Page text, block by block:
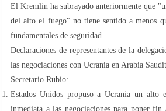
El Kremlin ha subrayado anteriormente que
del alto el fuego" no tiene sentido a menos
fundamentales de seguridad.
Declaraciones de representantes de la
las negociaciones con Ucrania en Arabia
Secretario Rubio:
Estados Unidos propuso a Ucrania un alto
inmediata a las negociaciones para poner